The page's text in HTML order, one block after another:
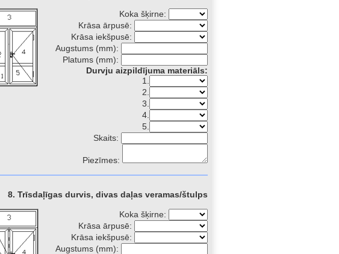
Koka šķirne:
Krāsa ārpusē:
Krāsa iekšpusē:
Augstums (mm):
Platums (mm):
Durvju aizpildījuma materiāls:
1.
2.
3.
4.
5.
Skaits:
Piezīmes:
8. Trīsdaļīgas durvis, divas daļas veramas/štulps
Koka šķirne:
Krāsa ārpusē:
Krāsa iekšpusē:
Augstums (mm):